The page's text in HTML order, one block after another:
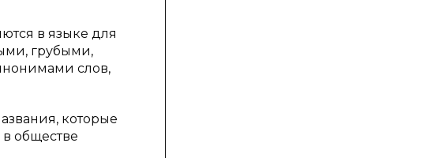
в языке для
грубыми,
слов,
которые
обществе